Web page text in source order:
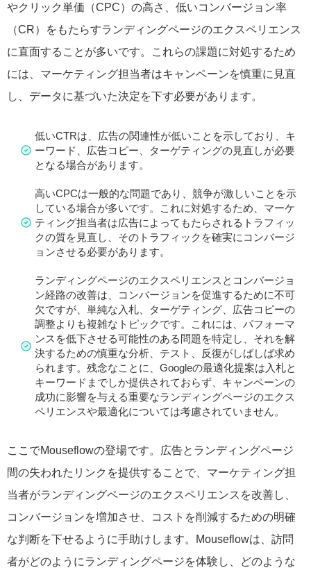
やクリック単価（CPC）の高さ、低いコンバージョン率
（CR）をもたらすランディングページのエクスペリエンス
に直面することが多いです。これらの課題に対処するため
には、マーケティング担当者はキャンペーンを慎重に見直
し、データに基づいた決定を下す必要があります。
低いCTRは、広告の関連性が低いことを示しており、キ
ーワード、広告コピー、ターゲティングの見直しが必要
となる場合があります。
高いCPCは一般的な問題であり、競争が激しいことを示
している場合が多いです。これに対処するため、マーケ
ティング担当者は広告によってもたらされるトラフィッ
クの質を見直し、そのトラフィックを確実にコンバージ
ョンさせる必要があります。
ランディングページのエクスペリエンスとコンバージョ
ン経路の改善は、コンバージョンを促進するために不可
欠ですが、単純な入札、ターゲティング、広告コピーの
調整よりも複雑なトピックです。これには、パフォーマ
ンスを低下させる可能性のある問題を特定し、それを解
決するための慎重な分析、テスト、反復がしばしば求め
られます。残念なことに、Googleの最適化提案は入札と
キーワードまでしか提供されておらず、キャンペーンの
成功に影響を与える重要なランディングページのエクス
ペリエンスや最適化については考慮されていません。
ここでMouseflowの登場です。広告とランディングページ
間の失われたリンクを提供することで、マーケティング担
当者がランディングページのエクスペリエンスを改善し、
コンバージョンを増加させ、コストを削減するための明確
な判断を下せるように手助けします。Mouseflowは、訪問
者がどのようにランディングページを体験し、どのような